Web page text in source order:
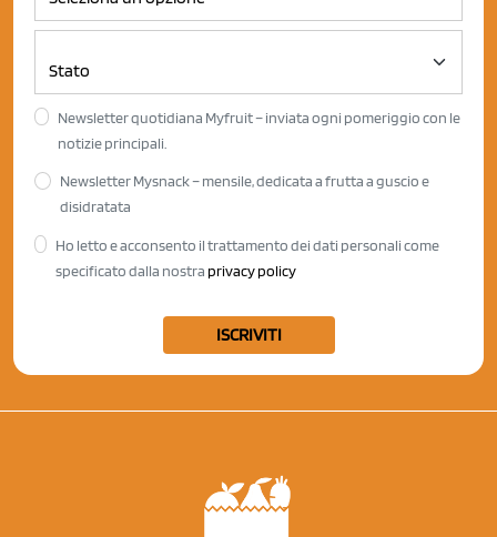
Newsletter quotidiana Myfruit – inviata ogni pomeriggio con le
notizie principali.
Newsletter Mysnack – mensile, dedicata a frutta a guscio e
disidratata
Ho letto e acconsento il trattamento dei dati personali come
specificato dalla nostra privacy policy
ISCRIVITI